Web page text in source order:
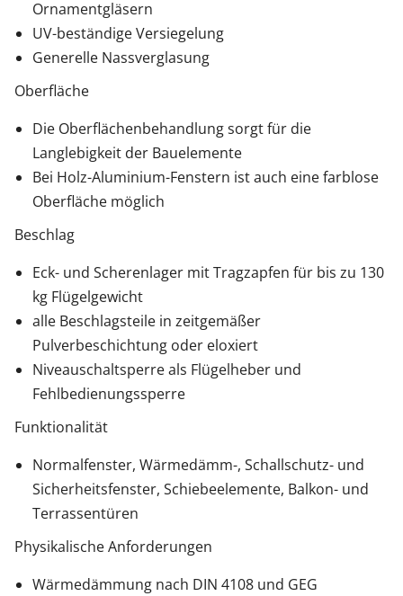
Ornamentgläsern
UV-beständige Versiegelung
Generelle Nassverglasung
Oberfläche
Die Oberflächenbehandlung sorgt für die
Langlebigkeit der Bauelemente
Bei Holz-Aluminium-Fenstern ist auch eine farblose
Oberfläche möglich
Beschlag
Eck- und Scherenlager mit Tragzapfen für bis zu 130
kg Flügelgewicht
alle Beschlagsteile in zeitgemäßer
Pulverbeschichtung oder eloxiert
Niveauschaltsperre als Flügelheber und
Fehlbedienungssperre
Funktionalität
Normalfenster, Wärmedämm-, Schallschutz- und
Sicherheitsfenster, Schiebeelemente, Balkon- und
Terrassentüren
Physikalische Anforderungen
Wärmedämmung nach DIN 4108 und GEG